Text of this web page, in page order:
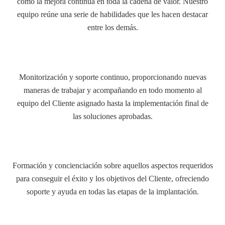
equipo reúne una serie de habilidades que les hacen destacar
entre los demás.
Monitorización y soporte continuo, proporcionando nuevas
maneras de trabajar y acompañando en todo momento al
equipo del Cliente asignado hasta la implementación final de
las soluciones aprobadas.
Formación y concienciación sobre aquellos aspectos requeridos
para conseguir el éxito y los objetivos del Cliente, ofreciendo
soporte y ayuda en todas las etapas de la implantación.